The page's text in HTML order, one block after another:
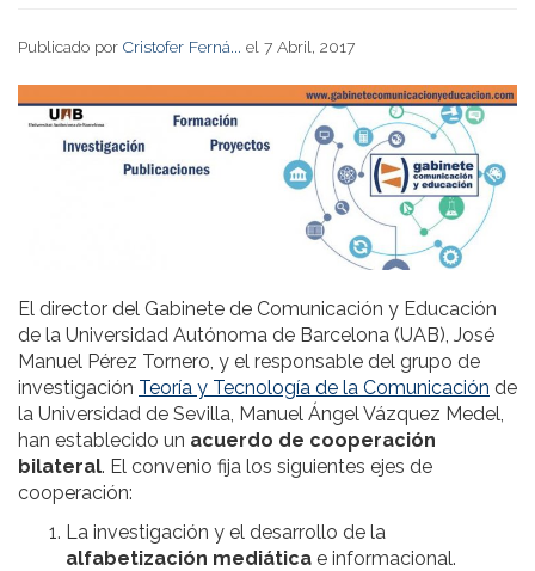
Publicado por Cristofer Ferná... el 7 Abril, 2017
El director del Gabinete de Comunicación y Educación
de la Universidad Autónoma de Barcelona (UAB), José
Manuel Pérez Tornero, y el responsable del grupo de
investigación Teoría y Tecnología de la Comunicación de
la Universidad de Sevilla, Manuel Ángel Vázquez Medel,
han establecido un acuerdo de cooperación
bilateral. El convenio fija los siguientes ejes de
cooperación:
La investigación y el desarrollo de la
alfabetización mediática e informacional.